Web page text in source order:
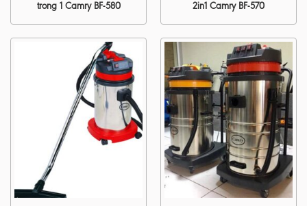
trong 1 Camry BF-580
2in1 Camry BF-570